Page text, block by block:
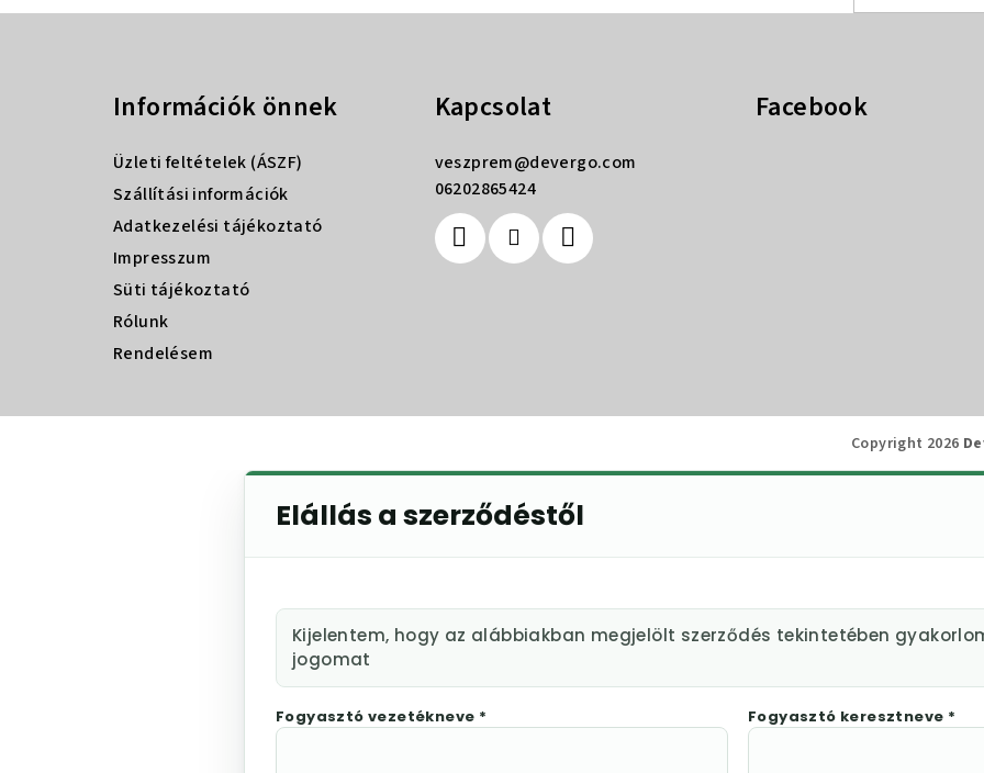
Információk önnek
Üzleti feltételek (ÁSZF)
Szállítási információk
Adatkezelési tájékoztató
Impresszum
Süti tájékoztató
Rólunk
Rendelésem
Kapcsolat
veszprem@devergo.com
06202865424
Facebook
Copyright 2026
Elállás a szerződéstől
Kijelentem, hogy az alábbiakban megjelölt szerződés tekintetében
jogomat
Fogyasztó vezetékneve * Fogyasztó keresztneve *